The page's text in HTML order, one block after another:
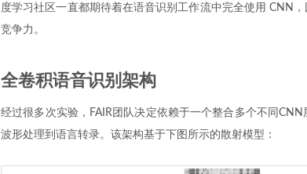
度学习社区一直都期待着在语音识别工作流中完全使用 CNN
竞争力。
全卷积语音识别架构
经过很多次实验，FAIR团队决定依赖于一个整合多个不同
波形处理到语言转录。该架构基于下图所示的散射模型：